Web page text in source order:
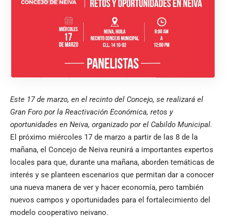
Este 17 de marzo, en el recinto del Concejo, se realizará el
Gran Foro por la Reactivación Económica, retos y
oportunidades en Neiva, organizado por el Cabildo Municipal.
El próximo miércoles 17 de marzo a partir de las 8 de la
mañana, el Concejo de Neiva reunirá a importantes expertos
locales para que, durante una mañana, aborden temáticas de
interés y se planteen escenarios que permitan dar a conocer
una nueva manera de ver y hacer economía, pero también
nuevos campos y oportunidades para el fortalecimiento del
modelo cooperativo neivano.